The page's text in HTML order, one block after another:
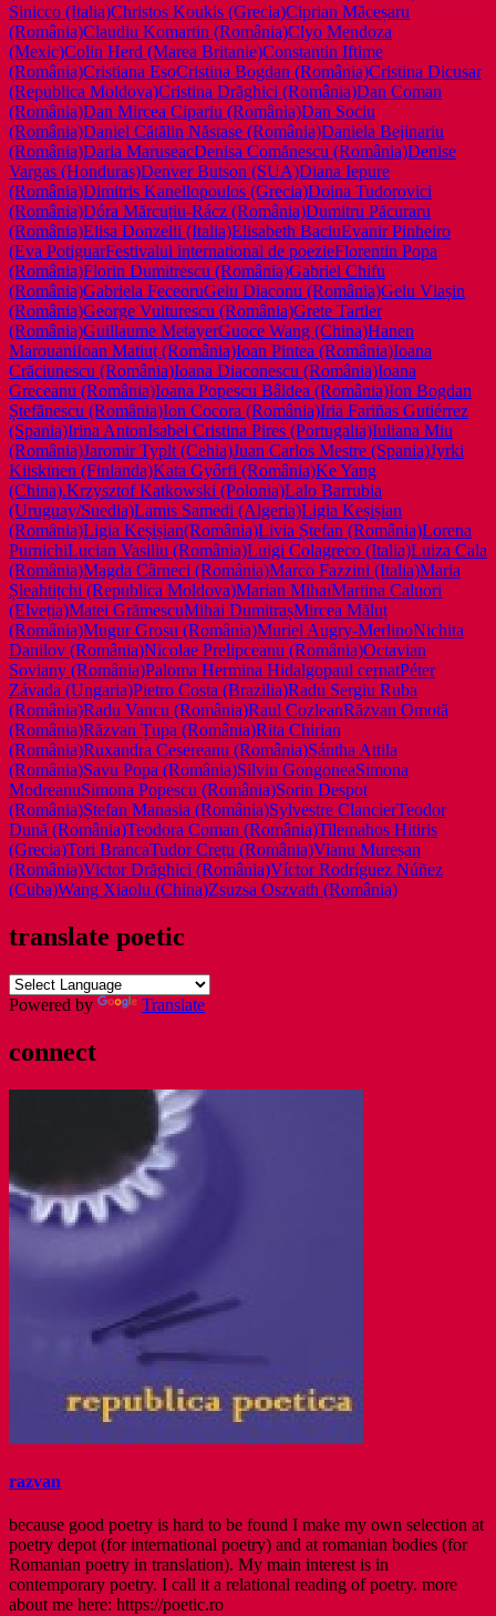
Sinicco (Italia)Christos Koukis (Grecia)Ciprian Măceșaru
(România)Claudiu Komartin (România)Clyo Mendoza
(Mexic)Colin Herd (Marea Britanie)Constantin Iftime
(România)Cristiana EsoCristina Bogdan (România)Cristina Dicusar
(Republica Moldova)Cristina Drăghici (România)Dan Coman
(România)Dan Mircea Cipariu (România)Dan Sociu
(România)Daniel Cătălin Năstase (România)Daniela Bejinariu
(România)Daria MaruseacDenisa Comănescu (România)Denise
Vargas (Honduras)Denver Butson (SUA)Diana Iepure
(România)Dimitris Kanellopoulos (Grecia)Doina Tudorovici
(România)Dóra Mărcuțiu-Rácz (România)Dumitru Păcuraru
(România)Elisa Donzelli (Italia)Elisabeth BaciuEvanir Pinheiro
(Eva PotiguarFestivalul international de poezieFlorentin Popa
(România)Florin Dumitrescu (România)Gabriel Chifu
(România)Gabriela FeceoruGelu Diaconu (România)Gelu Vlașin
(România)George Vulturescu (România)Grete Tartler
(România)Guillaume MetayerGuoce Wang (China)Hanen
MarouaniIoan Matiuț (România)Ioan Pintea (România)Ioana
Crăciunescu (România)Ioana Diaconescu (România)Ioana
Greceanu (România)Ioana Popescu Bâldea (România)Ion Bogdan
Ștefănescu (România)Ion Cocora (România)Iria Fariñas Gutiérrez
(Spania)Irina AntonIsabel Cristina Pires (Portugalia)Iuliana Miu
(România)Jaromir Typlt (Cehia)Juan Carlos Mestre (Spania)Jyrki
Kiiskinen (Finlanda)Kata Győrfi (România)Ke Yang
(China).Krzysztof Katkowski (Polonia)Lalo Barrubia
(Uruguay/Suedia)Lamis Samedi (Algeria)Ligia Keșișian
(România)Ligia Keșișian(România)Livia Ștefan (România)Lorena
PurnichiLucian Vasiliu (România)Luigi Colagreco (Italia)Luiza Cala
(România)Magda Cârneci (România)Marco Fazzini (Italia)Maria
Șleahtițchi (Republica Moldova)Marian MihaiMartina Caluori
(Elveția)Matei GrămescuMihai DumitrașMircea Măluț
(România)Mugur Grosu (România)Muriel Augry-MerlinoNichita
Danilov (România)Nicolae Prelipceanu (România)Octavian
Soviany (România)Paloma Hermina Hidalgopaul cernatPéter
Závada (Ungaria)Pietro Costa (Brazilia)Radu Sergiu Ruba
(România)Radu Vancu (România)Raul CozleanRăzvan Omotă
(România)Răzvan Țupa (România)Rita Chirian
(România)Ruxandra Cesereanu (România)Sántha Attila
(România)Savu Popa (România)Silviu GongoneaSimona
ModreanuSimona Popescu (România)Sorin Despot
(România)Ștefan Manasia (România)Sylvestre ClancierTeodor
Dună (România)Teodora Coman (România)Tilemahos Hitiris
(Grecia)Tori BrancaTudor Crețu (România)Vianu Mureșan
(România)Victor Drăghici (România)Víctor Rodríguez Núñez
(Cuba)Wang Xiaolu (China)Zsuzsa Oszvath (România)
translate poetic
Powered by Translate
connect
razvan
because good poetry is hard to be found I make my own selection at
poetry depot (for international poetry) and at romanian bodies (for
Romanian poetry in translation). My main interest is in
contemporary poetry. I call it a relational reading of poetry. more
about me here: https://poetic.ro